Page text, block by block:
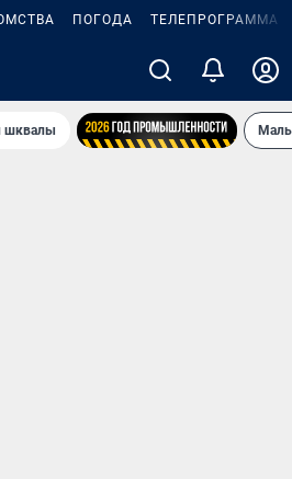
ПОГОДА ТЕЛЕПРОГРАММА
шквалы